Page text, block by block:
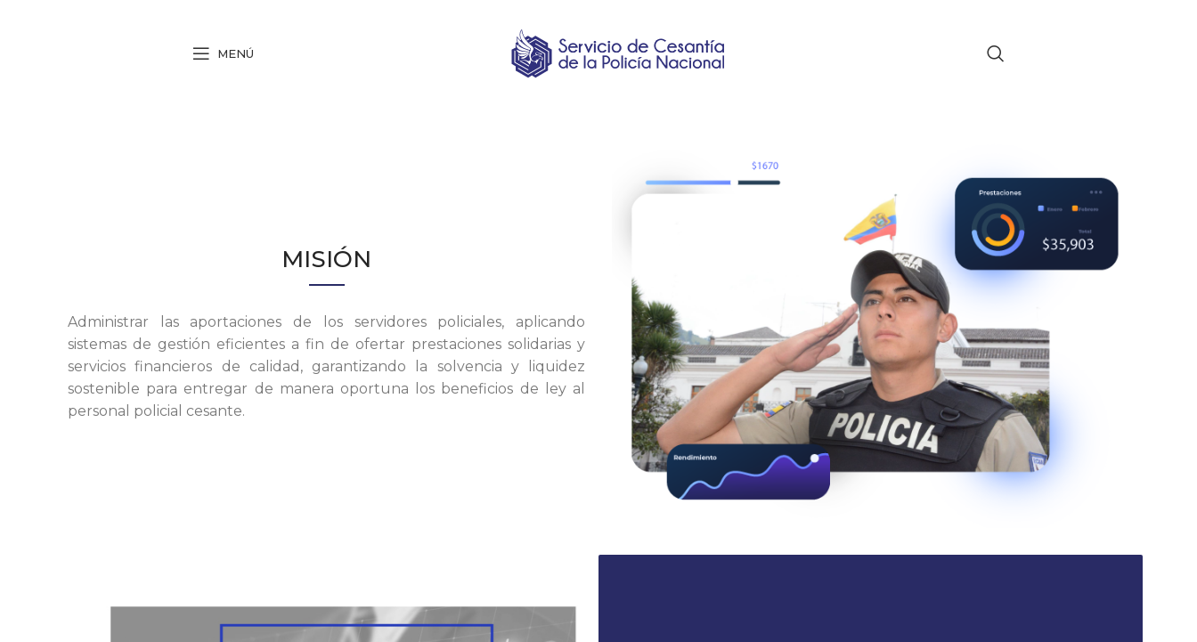
MENÚ
MISIÓN
Administrar las aportaciones de los servidores policiales, aplicando
sistemas de gestión eficientes a fin de ofertar prestaciones solidarias y
servicios financieros de calidad, garantizando la solvencia y liquidez
sostenible para entregar de manera oportuna los beneficios de ley al
personal policial cesante.